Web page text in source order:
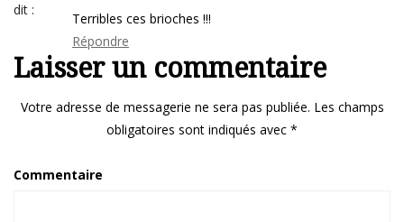
dit :
Terribles ces brioches !!!
Répondre
Laisser un commentaire
Votre adresse de messagerie ne sera pas publiée. Les champs
obligatoires sont indiqués avec *
Commentaire